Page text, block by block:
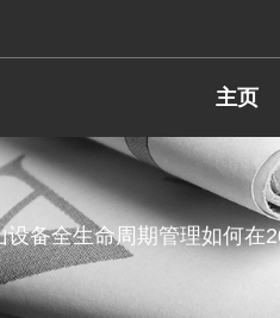
主页
设备全生命周期管理如何在